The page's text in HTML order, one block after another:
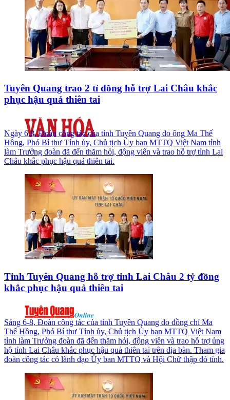
Tuyên Quang trao 2 tỉ đồng hỗ trợ Lai Châu khắc
phục hậu quả thiên tai
Ngày 6.8, Đoàn công tác của tỉnh Tuyên Quang do ông Ma Thế
Hồng, Phó Bí thư Tỉnh ủy, Chủ tịch Ủy ban MTTQ Việt Nam tỉnh
làm Trưởng đoàn đã đến thăm hỏi, động viên và trao hỗ trợ tỉnh Lai
Châu khắc phục hậu quả thiên tai.
Tỉnh Tuyên Quang hỗ trợ tỉnh Lai Châu 2 tỷ đồng
khắc phục hậu quả thiên tai
Sáng 6-8, Đoàn công tác của tỉnh Tuyên Quang do đồng chí Ma
Thế Hồng, Phó Bí thư Tỉnh ủy, Chủ tịch Ủy ban MTTQ Việt Nam
tỉnh làm Trưởng đoàn đã đến thăm hỏi, động viên và trao hỗ trợ ủng
hộ tỉnh Lai Châu khắc phục hậu quả thiên tai trên địa bàn. Tham gia
đoàn công tác có lãnh đạo Ủy ban MTTQ và Hội Chữ thập đỏ tỉnh.